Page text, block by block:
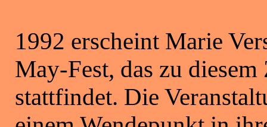
1992 erscheint Marie
May-Fest, das zu
stattfindet. Die